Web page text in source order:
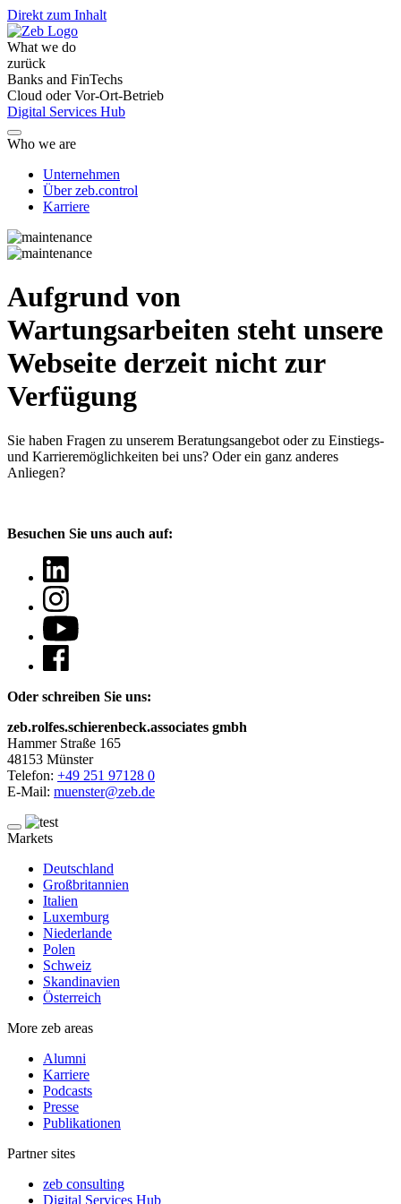
Direkt zum Inhalt
What we do
zurück
Banks and FinTechs
Cloud oder Vor-Ort-Betrieb
Digital Services Hub
Who we are
Unternehmen
Über zeb.control
Karriere
Aufgrund von
Wartungsarbeiten steht unsere
Webseite derzeit nicht zur
Verfügung
Sie haben Fragen zu unserem Beratungsangebot oder zu Einstiegs-
und Karrieremöglichkeiten bei uns? Oder ein ganz anderes
Anliegen?
Besuchen Sie uns auch auf:
Oder schreiben Sie uns:
zeb.rolfes.schierenbeck.associates gmbh
Hammer Straße 165
48153 Münster
Telefon: +49 251 97128 0
E-Mail: muenster@zeb.de
Markets
Deutschland
Großbritannien
Italien
Luxemburg
Niederlande
Polen
Schweiz
Skandinavien
Österreich
More zeb areas
Alumni
Karriere
Podcasts
Presse
Publikationen
Partner sites
zeb consulting
Digital Services Hub